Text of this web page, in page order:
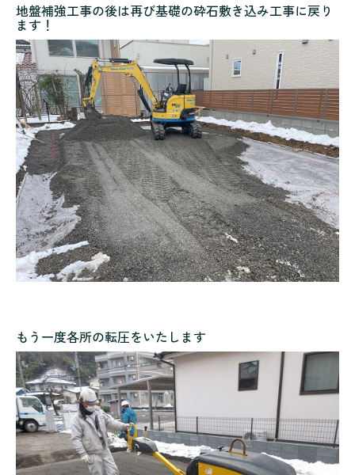
地盤補強工事の後は再び基礎の砕石敷き込み工事に戻り
ます！
もう一度各所の転圧をいたします